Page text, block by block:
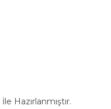
İle Hazırlanmıştır.